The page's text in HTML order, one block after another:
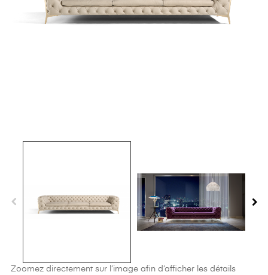
Zoomez directement sur l’image afin d’afficher les détails